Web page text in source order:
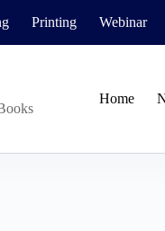
Printing Webinar
Home